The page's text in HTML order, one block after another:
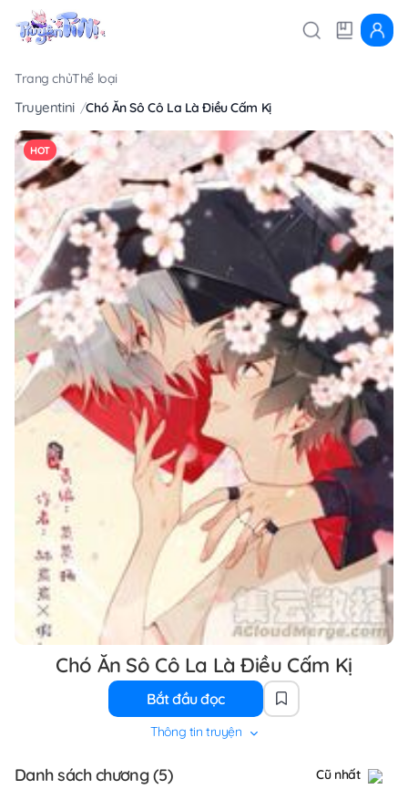
Trang chủThể loại
Truyentini Chó Ăn Sô Cô La Là Điều Cấm Kị
HOT
Chó Ăn Sô Cô La Là Điều Cấm Kị
Bắt đầu đọc
Thông tin truyện
Danh sách chương (5) Cũ nhất